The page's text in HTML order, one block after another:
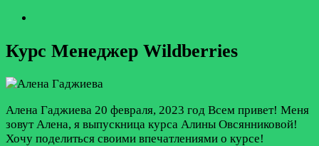
Курс Менеджер Wildberries
Алена Гаджиева 20 февраля, 2023 год Всем привет! Меня
зовут Алена, я выпускница курса Алины Овсянниковой!
Хочу поделиться своими впечатлениями о курсе!